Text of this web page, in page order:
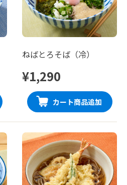
ねばとろそば（冷）
¥1,290
カート商品追加